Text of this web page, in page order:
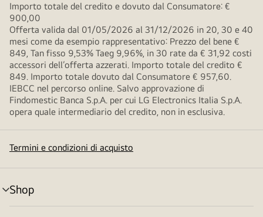
Importo totale del credito e dovuto dal Consumatore: €
900,00
Offerta valida dal 01/05/2026 al 31/12/2026 in 20, 30 e 40
mesi come da esempio rappresentativo: Prezzo del bene €
849, Tan fisso 9,53% Taeg 9,96%, in 30 rate da € 31,92 costi
accessori dell’offerta azzerati. Importo totale del credito €
849. Importo totale dovuto dal Consumatore € 957,60.
IEBCC nel percorso online. Salvo approvazione di
Findomestic Banca S.p.A. per cui LG Electronics Italia S.p.A.
opera quale intermediario del credito, non in esclusiva.
Termini e condizioni di acquisto
Shop
Attivazione
menu